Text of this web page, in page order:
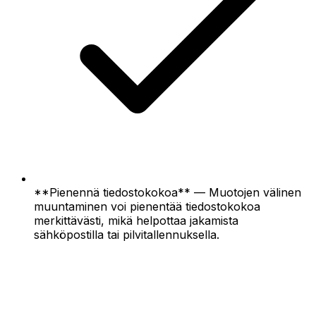
**Pienennä tiedostokokoa** — Muotojen välinen
muuntaminen voi pienentää tiedostokokoa
merkittävästi, mikä helpottaa jakamista
sähköpostilla tai pilvitallennuksella.